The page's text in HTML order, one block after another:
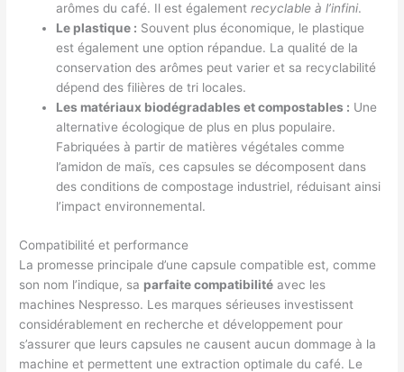
arômes du café. Il est égalementrecyclable à l’infini.
Le plastique : Souvent plus économique, le plastique
est également une option répandue. La qualité de la
conservation des arômes peut varier et sa recyclabilité
dépend des filières de tri locales.
Les matériaux biodégradables et compostables : Une
alternative écologique de plus en plus populaire.
Fabriquées à partir de matières végétales comme
l’amidon de maïs, ces capsules se décomposent dans
des conditions de compostage industriel, réduisant ainsi
l’impact environnemental.
Compatibilité et performance
La promesse principale d’une capsule compatible est, comme
son nom l’indique, sa parfaite compatibilité avec les
machines Nespresso. Les marques sérieuses investissent
considérablement en recherche et développement pour
s’assurer que leurs capsules ne causent aucun dommage à la
machine et permettent une extraction optimale du café. Le